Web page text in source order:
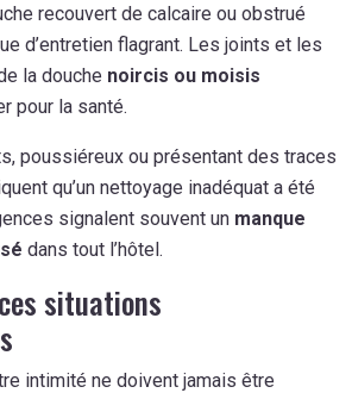
recouvert de calcaire ou obstrué
d’entretien flagrant. Les joints et les
la douche noircis ou moisis
pour la santé.
poussiéreux ou présentant des traces
qu’un nettoyage inadéquat a été
signalent souvent un manque
dans tout l’hôtel.
situations
intimité ne doivent jamais être